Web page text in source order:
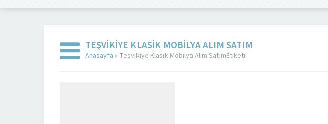
TEŞVIKIYE KLASIK MOBILYA ALIM SATIM
Anasayfa » Teşvikiye Klasik Mobilya Alım SatımEtiketi